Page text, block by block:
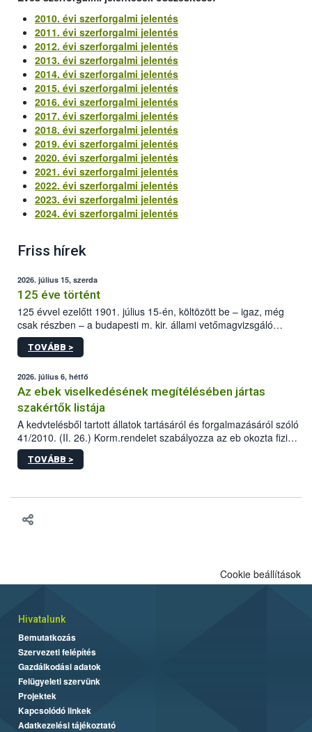
2010. évi szerforgalmi jelentés
2011. évi szerforgalmi jelentés
2012. évi szerforgalmi jelentés
2013. évi szerforgalmi jelentés
2014. évi szerforgalmi jelentés
2015. évi szerforgalmi jelentés
2016. évi szerforgalmi jelentés
2017. évi szerforgalmi jelentés
2018. évi szerforgalmi jelentés
2019. évi szerforgalmi jelentés
2020. évi szerforgalmi jelentés
2021. évi szerforgalmi jelentés
2022. évi szerforgalmi jelentés
2023. évi szerforgalmi jelentés
2024. évi szerforgalmi jelentés
Friss hírek
2026. július 15, szerda
125 éve történt
125 évvel ezelőtt 1901. július 15-én, költözött be – igaz, még
csak részben – a budapesti m. kir. állami vetőmagvizsgáló
állomás a Kis Rókus utca 15. szám alatti, Czigler Győző által
tervezett új épületébe.
TOVÁBB >
2026. július 6, hétfő
Az ebek viselkedésének megítélésében jártas
szakértők listája
A kedvtelésből tartott állatok tartásáról és forgalmazásáról szóló
41/2010. (II. 26.) Korm.rendelet szabályozza az eb okozta fizikai
sérülés, illetve ennek veszélye keletkezésekor felmerülő
hatósági feladatokat, valamint a veszélyes eb tartását és annak
TOVÁBB >
Cookie beállítások
Hivatalunk
Bemutatkozás
Szervezeti felépítés
Gazdálkodási adatok
Felügyeleti szervünk
Projektek
Kapcsolódó linkek
Adatkezelési tájékoztató